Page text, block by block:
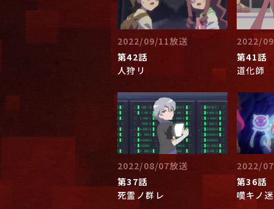
2022/09/11放送
第42話
人狩リ
2022/
第41話
道化師
2022/08/07放送
第37話
死霊ノ群レ
2022/
第36話
嘆キノ